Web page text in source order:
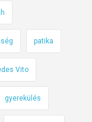
patika
Vito
gyerekülés